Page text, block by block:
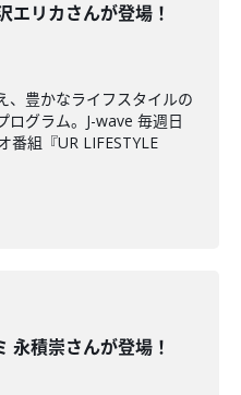
エリカさんが登場！
、豊かなライフスタイルの
ログラム。J-wave 毎週日
番組『UR LIFESTYLE
永積崇さんが登場！